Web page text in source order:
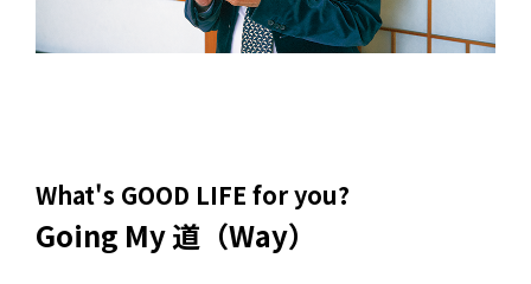
What's GOOD LIFE for you?
Going My 道（Way）